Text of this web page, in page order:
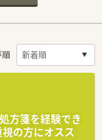
順
方箋を経験でき
の方にオスス